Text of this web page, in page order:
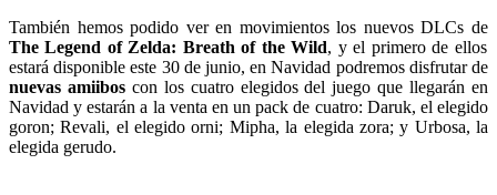
También hemos podido ver en movimientos los nuevos DLCs de
The Legend of Zelda: Breath of the Wild, y el primero de ellos
estará disponible este 30 de junio, en Navidad podremos disfrutar de
nuevas amiiboscon los cuatro elegidos del juego que llegarán en
Navidad y estarán a la venta en un pack de cuatro: Daruk, el elegido
goron; Revali, el elegido orni; Mipha, la elegida zora; y Urbosa, la
elegida gerudo.